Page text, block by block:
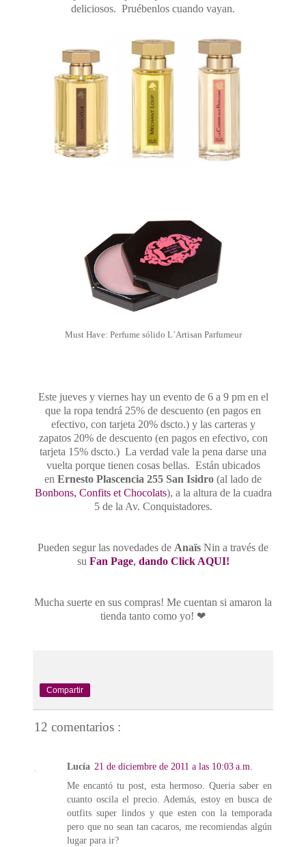
deliciosos. Pruébenlos cuando vayan.
Must Have: Perfume sólido L´Artisan Parfumeur
Este jueves y viernes hay un evento de 6 a 9 pm en el
que la ropa tendrá 25% de descuento (en pagos en
efectivo, con tarjeta 20% dscto.) y las carteras y
zapatos 20% de descuento (en pagos en efectivo, con
tarjeta 15% dscto.) La verdad vale la pena darse una
vuelta porque tienen cosas bellas. Están ubicados
en Ernesto Plascencia 255 San Isidro (al lado de
Bonbons, Confits et Chocolats), a la altura de la cuadra
5 de la Av. Conquistadores.
Pueden segur las novedades de Anaïs Nin a través de
su Fan Page, dando Click AQUI!
Mucha suerte en sus compras! Me cuentan si amaron la
tienda tanto como yo! ❤
Compartir
12 comentarios :
Lucía 21 de diciembre de 2011 a las 10:03 a.m.
Me encantó tu post, esta hermoso. Queria saber en
cuanto oscila el precio. Además, estoy en busca de
outfits super lindos y que esten con la temporada
pero que no sean tan cacaros, me recomiendas algún
lugar para ir?